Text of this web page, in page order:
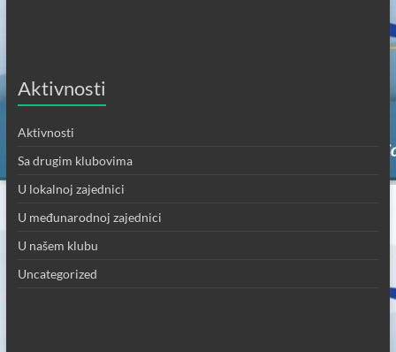
Aktivnosti
Aktivnosti
Sa drugim klubovima
U lokalnoj zajednici
U međunarodnoj zajednici
U našem klubu
Uncategorized